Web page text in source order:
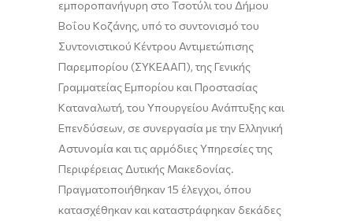
εμποροπανήγυρη στο Τσοτύλι του Δήμου
Βοΐου Κοζάνης, υπό το συντονισμό του
Συντονιστικού Κέντρου Αντιμετώπισης
Παρεμπορίου (ΣΥΚΕΑΑΠ), της Γενικής
Γραμματείας Εμπορίου και Προστασίας
Καταναλωτή, του Υπουργείου Ανάπτυξης και
Επενδύσεων, σε συνεργασία με την Ελληνική
Αστυνομία και τις αρμόδιες Υπηρεσίες της
Περιφέρειας Δυτικής Μακεδονίας.
Πραγματοποιήθηκαν 15 έλεγχοι, όπου
κατασχέθηκαν και καταστράφηκαν δεκάδες